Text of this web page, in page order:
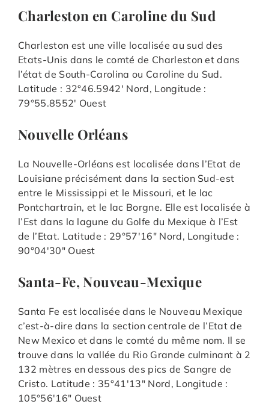
Charleston en Caroline du Sud
Charleston est une ville localisée au sud des
Etats-Unis dans le comté de Charleston et dans
l’état de South-Carolina ou Caroline du Sud.
Latitude : 32°46.5942′ Nord, Longitude :
79°55.8552′ Ouest
Nouvelle Orléans
La Nouvelle-Orléans est localisée dans l’Etat de
Louisiane précisément dans la section Sud-est
entre le Mississippi et le Missouri, et le lac
Pontchartrain, et le lac Borgne. Elle est localisée à
l’Est dans la lagune du Golfe du Mexique à l’Est
de l’Etat. Latitude : 29°57′16″ Nord, Longitude :
90°04′30″ Ouest
Santa-Fe, Nouveau-Mexique
Santa Fe est localisée dans le Nouveau Mexique
c’est-à-dire dans la section centrale de l’Etat de
New Mexico et dans le comté du même nom. Il se
trouve dans la vallée du Rio Grande culminant à 2
132 mètres en dessous des pics de Sangre de
Cristo. Latitude : 35°41′13″ Nord, Longitude :
105°56′16″ Ouest